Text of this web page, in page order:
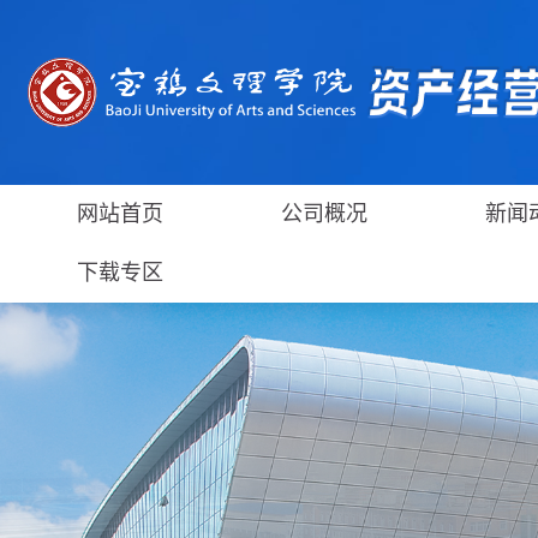
网站首页 公司概况 新闻
下载专区